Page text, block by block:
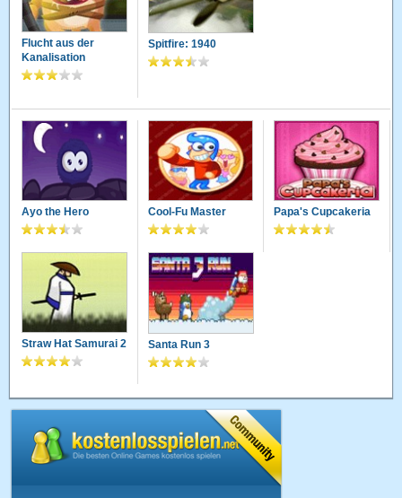
Flucht aus der
Kanalisation
Spitfire: 1940
Ayo the Hero Cool-Fu Master Papa's Cupcakeria
Straw Hat Samurai 2 Santa Run 3